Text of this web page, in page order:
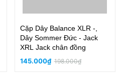
Cặp Dây Balance XLR -,
Dây Sommer Đức - Jack
XRL Jack chân đồng
145.000₫198.000₫